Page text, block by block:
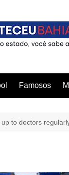
Famosos
up to doctors